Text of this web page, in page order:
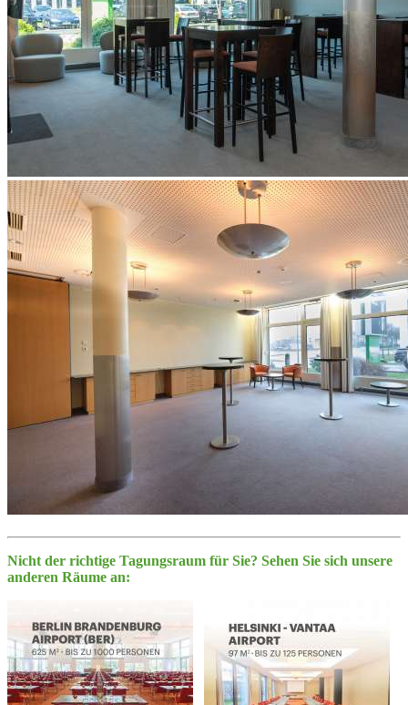
Nicht der richtige Tagungsraum für Sie? Sehen Sie sich unsere
anderen Räume an: